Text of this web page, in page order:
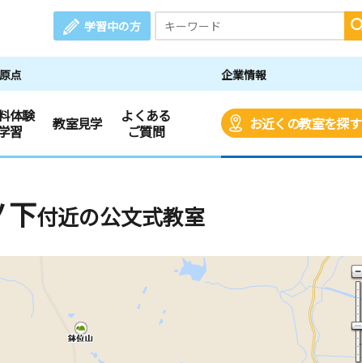
学習中の方
点 企業情報
体験
習
教室見学
よくある
ご質問
お近くの教室を探す
下付近の公文式教室